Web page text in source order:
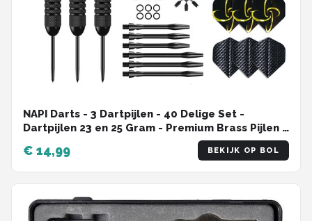
NAPI Darts - 3 Dartpijlen - 40 Delige Set -
Dartpijlen 23 en 25 Gram - Premium Brass Pijlen -
Hoge kwaliteit Steeltip - Inclusief Dart Flights - 2
Verschillende Lengtes - Inclusief Dart Case
€ 14,99 BEKIJK OP BOL